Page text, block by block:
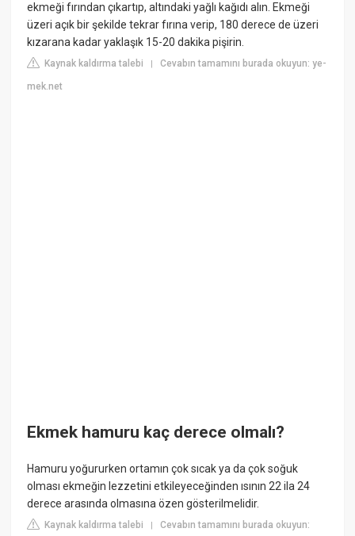
ekmeği fırından çıkartıp, altındaki yağlı kağıdı alın. Ekmeği
üzeri açık bir şekilde tekrar fırına verip, 180 derece de üzeri
kızarana kadar yaklaşık 15-20 dakika pişirin.
Kaynak kaldırma talebi |Cevabın tamamını burada okuyun: ye-
mek.net
Ekmek hamuru kaç derece olmalı?
Hamuru yoğururken ortamın çok sıcak ya da çok soğuk
olması ekmeğin lezzetini etkileyeceğinden ısının 22 ila 24
derece arasında olmasına özen gösterilmelidir.
Kaynak kaldırma talebi |Cevabın tamamını burada okuyun: